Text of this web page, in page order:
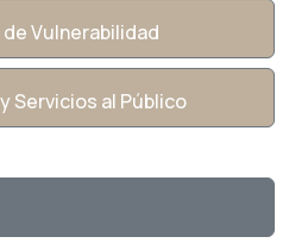
Vulnerabilidad
Servicios al Público